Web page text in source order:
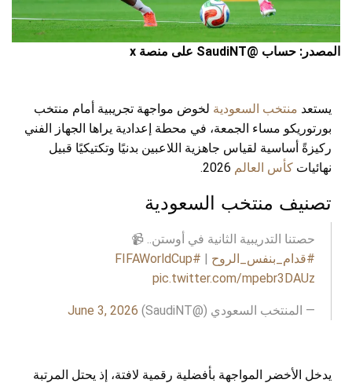
المصدر: حساب @SaudiNT على منصة x
يستعد منتخب السعودية لخوض مواجهة تجريبية أمام منتخب
بورتوريكو مساء الجمعة، في محطة إعدادية يراها الجهاز الفني
ركيزةً أساسية لقياس جاهزية اللاعبين بدنيًا وتكتيكيًا قبيل
نهائيات كأس العالم 2026.
تصنيف منتخب السعودية
حصتنا التدريبية الثانية في أوستن.. 📹
#قدام_بنفس_الروح |
#FIFAWorldCup
pic.twitter.com/mpebr3DAUz
— المنتخب السعودي (@SaudiNT) June 3, 2026
يدخل الأخضر المواجهة بأفضلية رقمية لافتة، إذ يحتل المرتبة